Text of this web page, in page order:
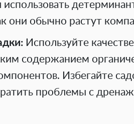
использовать
они обычно растут
Используйте
содержанием
Избегайте
проблемы с